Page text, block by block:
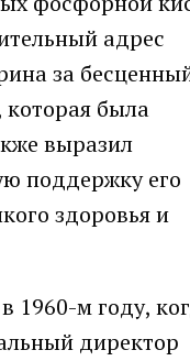
адрес
за
была
выразил
поддержку его
здоровья и
1960-м году,
директор